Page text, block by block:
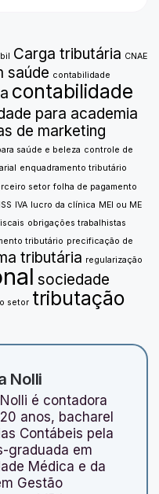
Carga tributária CNAE
saúde contabilidade
contabilidade
para academia
de marketing
saúde e beleza controle de
enquadramento tributário
setor folha de pagamento
ISS IVA lucro da clínica MEI ou ME
obrigações trabalhistas
tributário precificação de
tributária regularização
sociedade
setor tributação
Nolli
é contadora
anos, bacharel
Contábeis pela
graduada em
Médica e da
Gestão